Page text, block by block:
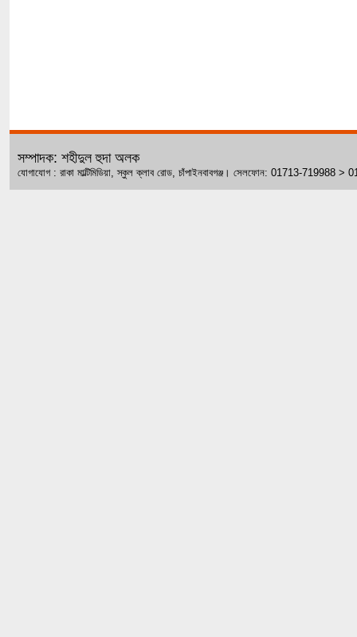
সম্পাদক: শহীদুল হুদা অলক
যোগাযোগ : রাকা মাল্টিমিডিয়া, স্কুল ক্লাব রোড, চাঁপাইনবাবগঞ্জ। সেলফোন: 01713-